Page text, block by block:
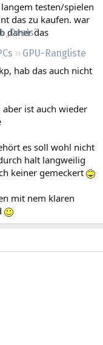
„Deals“
GPU-Rangliste
testen/spielen
das zu kaufen. war
daher das
hab das auch nicht
ist auch wieder
es soll wohl nicht
halt langweilig
keiner gemeckert
mit nem klaren